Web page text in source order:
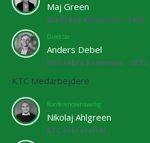
Maj Green
Gladsaxe Kommune - 3460
Direktør
Anders Debel
Holstebro Kommune - 3872
KTC Medarbejdere
Konferenceansvarlig
Nikolaj Ahlgreen
KTC Sekretariat